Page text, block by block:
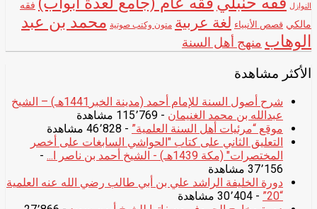
النوازل
فقه
مالكي قصص الأنبياء لغة عربية متون وكتب صوتية محمد بن عبد
الوهاب منهج أهل السنة
الأكثر مشاهدة
شرح أصول السنة للإمام أحمد (مدينة الخبر1441هـ) – الشيخ
عبدالله بن محمد الغنيمان - 115٬769 مشاهدة
موقع “مرئيات أهل السنة العلمية” - 46٬828 مشاهدة
التعليق الثاني على كتاب "الحواشي السابغات على أخصر
المختصرات" (مكة 1439هـ) - الشيخ أحمد بن ناصر ا...
-
37٬156 مشاهدة
دورة الخليفة الراشد علي بن أبي طالب رضي الله عنه العلمية
“20”
- 30٬404 مشاهدة